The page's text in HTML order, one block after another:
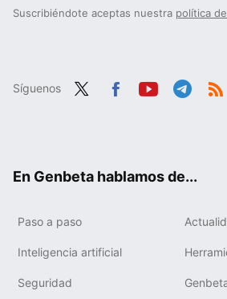
Suscribiéndote aceptas nuestra política
Síguenos
En Genbeta hablamos de...
Paso a paso
Inteligencia artificial
Seguridad